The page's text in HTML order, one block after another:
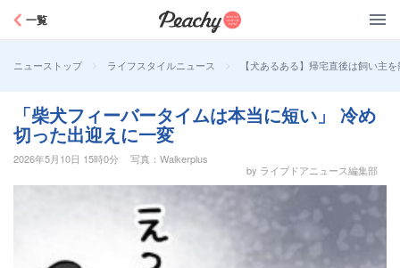
一覧
ニューストップ > ライフスタイルニュース > 【犬あるある】帰宅直後は飼い主
「柴犬フィーバータイムは本当に短い」 冷め
切った出迎えに一変
2026年5月10日 15時0分
写真：Walkerplus
by ライブドアニュース編集部